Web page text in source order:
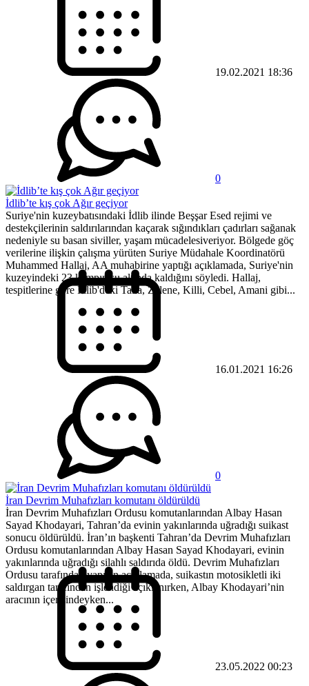
19.02.2021 18:36
0
İdlib’te kış çok Ağır geçiyor
Suriye'nin kuzeybatısındaki İdlib ilinde Beşşar Esed rejimi ve
destekçilerinin saldırılarından kaçarak sığındıkları çadırları sağanak
nedeniyle su basan siviller, yaşam mücadelesiveriyor. Bölgede göç
verilerine ilişkin çalışma yürüten Suriye Müdahale Koordinatörü
Muhammed Hallaj, AA muhabirine yaptığı açıklamada, Suriye'nin
kuzeyindeki 23 kampın su altında kaldığını söyledi. Hallaj,
tespitlerine göre İdlib'deki Talia, Zalene, Killi, Cebel, Amani gibi...
16.01.2021 16:26
0
İran Devrim Muhafızları komutanı öldürüldü
İran Devrim Muhafızları Ordusu komutanlarından Albay Hasan
Sayad Khodayari, Tahran’da evinin yakınlarında uğradığı suikast
sonucu öldürüldü. İran’ın başkenti Tahran’da Devrim Muhafızları
Ordusu komutanlarından Albay Hasan Sayad Khodayari, evinin
yakınlarında uğradığı silahlı saldırıda öldü. Devrim Muhafızları
Ordusu tarafından yapılan açıklamada, suikastın motosikletli iki
saldırgan tarafından işlendiği açıklanırken, Albay Khodayari’nin
aracının içerisindeyken...
23.05.2022 00:23